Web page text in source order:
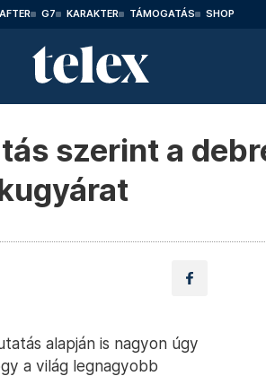
AFTER G7 KARAKTER TÁMOGATÁS SHOP
szerint a
alapján is nagyon úgy
a világ legnagyobb